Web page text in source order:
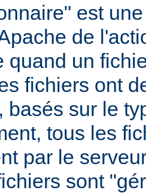
est
de
quand un
fichiers ont
basés sur le
tous les
par le
sont